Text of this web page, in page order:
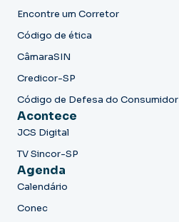
Encontre um Corretor
Código de ética
CâmaraSIN
Credicor-SP
Código de Defesa do Consumidor
Acontece
JCS Digital
TV Sincor-SP
Agenda
Calendário
Conec